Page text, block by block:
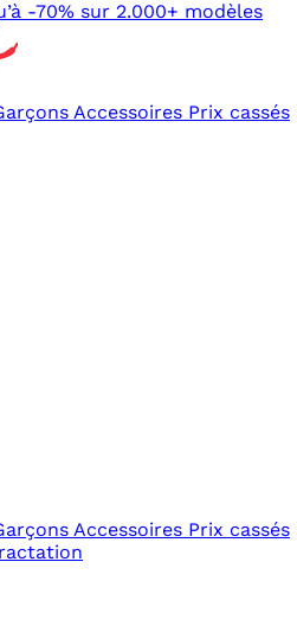
-70% sur 2.000+ modèles
Accessoires Prix cassés
Accessoires Prix cassés